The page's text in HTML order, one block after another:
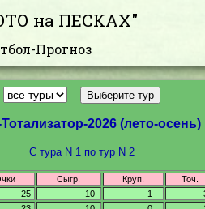
на ПЕСКАХ"
Прогноз